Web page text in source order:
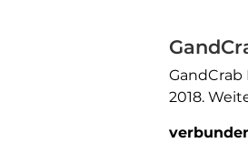
2018.